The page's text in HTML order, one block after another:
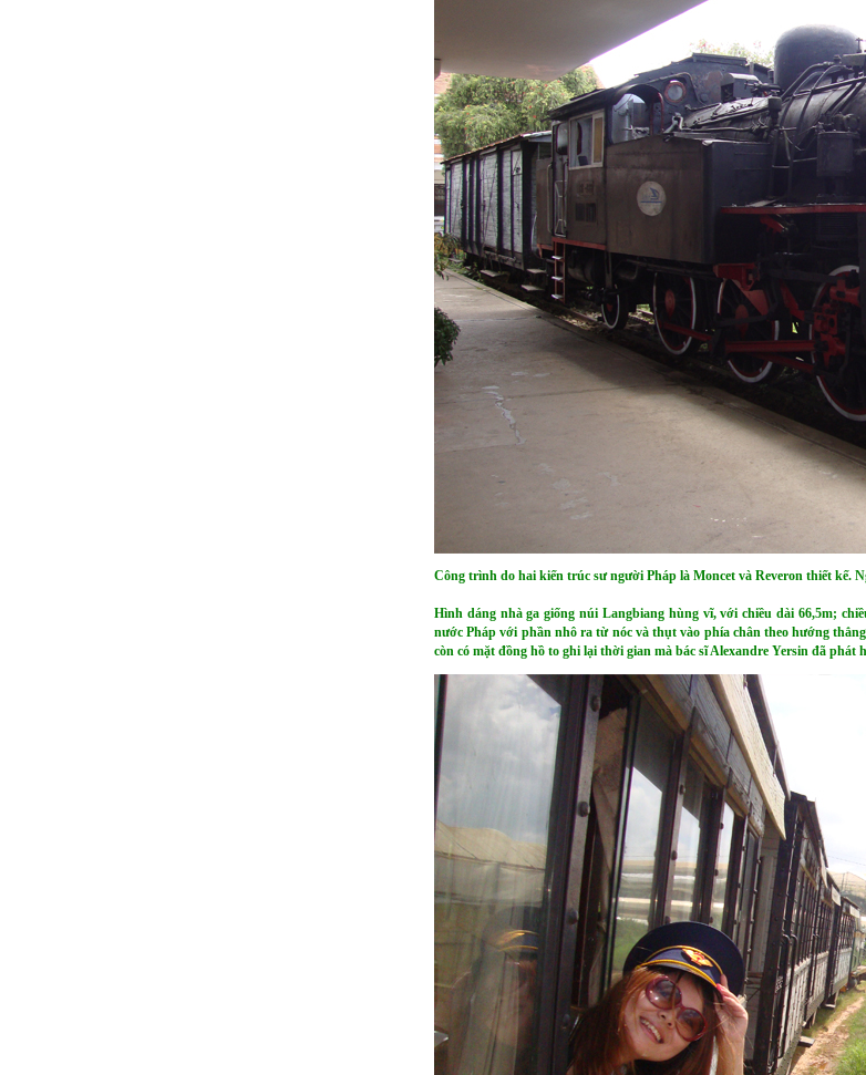
Công trình do hai kiến trúc sư người Pháp là Moncet và Reveron thiết
Hình dáng nhà ga giống núi Langbiang hùng vĩ, với chiều dài 66,5m;
nước Pháp với phần nhô ra từ nóc và thụt vào phía chân theo hướng
còn có mặt đồng hồ to ghi lại thời gian mà bác sĩ Alexandre Yersin đã phát